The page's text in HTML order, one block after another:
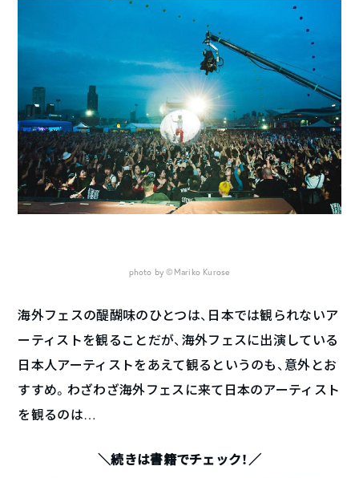
photo by ©Mariko Kurose
海外フェスの醍醐味のひとつは、日本では観られないア
ーティストを観ることだが、海外フェスに出演している
日本人アーティストをあえて観るというのも、意外とお
すすめ。わざわざ海外フェスに来て日本のアーティスト
を観るのは…
＼続きは書籍でチェック！／